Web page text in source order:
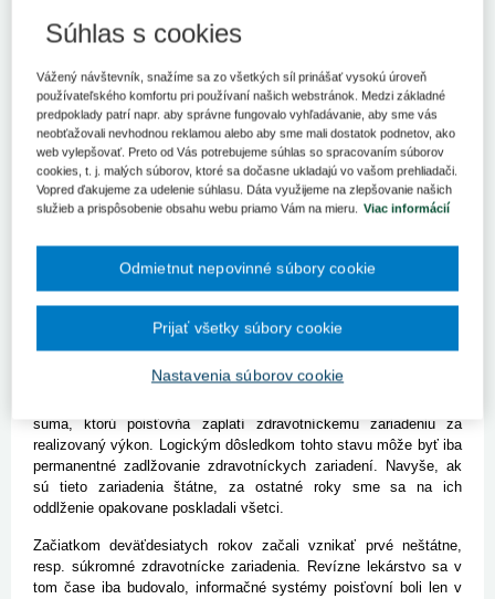
ktoré poukazovali kompetentní aj laici a nedokázal ich vyriešiť ani
Krátky pohľad do histórie
Príčiny dnešného stavu treba hľadať už v období deväťdesiatych
rokov. Vtedy sa začali v podstate živelne rodiť základy Národnej
zdravotnej poisťovne a prvý z nemčiny „krvopotne“ preložený
bodovník, ktorý s väčšími či menšími obmenami v slovenskom
zdravotníctve pretrváva dodnes. Už tam boli zle nastavené ceny
sa do postupne novelizovaného bodovníka dostávali len ex post a
chceli, alebo museli zdravotnícke zariadenia robiť, lebo to
bolo potrebné v záujme diagnostiky pacienta, robili ich
Ich podfinancovanie je spôsobené v dôsledku zlého stanovenia
suma, ktorú poisťovňa zaplatí zdravotníckemu zariadeniu za
realizovaný výkon. Logickým dôsledkom tohto stavu môže byť iba
permanentné zadlžovanie zdravotníckych zariadení. Navyše, ak
sú tieto zariadenia štátne, za ostatné roky sme sa na ich
oddlženie opakovane poskladali všetci.
Začiatkom deväťdesiatych rokov začali vznikať prvé neštátne,
resp. súkromné zdravotnícke zariadenia. Revízne lekárstvo sa v
tom čase iba budovalo, informačné systémy poisťovní boli len v
Súhlas s cookies
Vážený návštevník, snažíme sa zo všetkých síl prinášať vysokú úroveň
používateľského komfortu pri používaní našich webstránok. Medzi základné
predpoklady patrí napr. aby správne fungovalo vyhľadávanie, aby sme vás
neobťažovali nevhodnou reklamou alebo aby sme mali dostatok podnetov, ako
web vylepšovať. Preto od Vás potrebujeme súhlas so spracovaním súborov
cookies, t. j. malých súborov, ktoré sa dočasne ukladajú vo vašom prehliadači.
Vopred ďakujeme za udelenie súhlasu. Dáta využijeme na zlepšovanie našich
služieb a prispôsobenie obsahu webu priamo Vám na mieru. Viac informácií
Nastavenia súborov cookie
Odmietnut nepovinné súbory cookie
Prijať všetky súbory cookie